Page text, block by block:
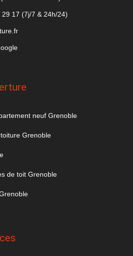
17 (7j/7 & 24h/24)
neuf Grenoble
Grenoble
de toit Grenoble